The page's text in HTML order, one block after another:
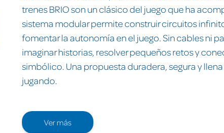
trenes BRIO son un clásico del juego que ha
sistema modular permite construir circuitos
fomentar la autonomía en el juego. Sin cables ni
imaginar historias, resolver pequeños retos y
simbólico. Una propuesta duradera, segura y
jugando.
Ver más